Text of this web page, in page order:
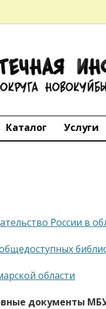
Каталог Услуги
России в
области
документы